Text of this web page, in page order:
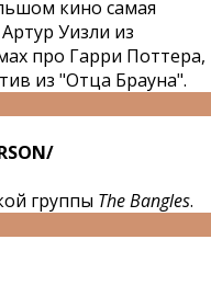
кино самая
Уизли из
про Гарри Поттера,
из "Отца Брауна".
группы The Bangles.